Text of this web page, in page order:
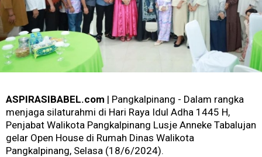
ASPIRASIBABEL.com | Pangkalpinang - Dalam rangka
menjaga silaturahmi di Hari Raya Idul Adha 1445 H,
Penjabat Walikota Pangkalpinang Lusje Anneke Tabalujan
gelar Open House di Rumah Dinas Walikota
Pangkalpinang, Selasa (18/6/2024).